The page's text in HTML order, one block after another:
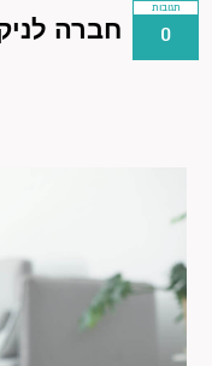
תגובות
0 חברה